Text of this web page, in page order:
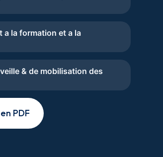
a la formation et a la
& de mobilisation des
PDF